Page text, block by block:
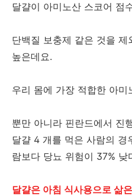
달걀이 아미노산 스코어 점
단백질 보충제 같은 것을
높은데요.
우리 몸에 가장 적합한 아미
뿐만 아니라 핀란드에서 진
달걀 4 개를 먹은 사람의 경
람보다 당뇨 위험이 37% 낮
달걀은 아침 식사용으로 삶